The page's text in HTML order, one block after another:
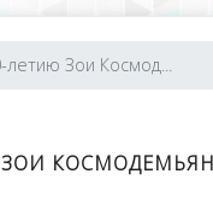
летию Зои Космод...
ЗОИ